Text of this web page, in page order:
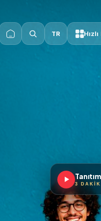
TR
3